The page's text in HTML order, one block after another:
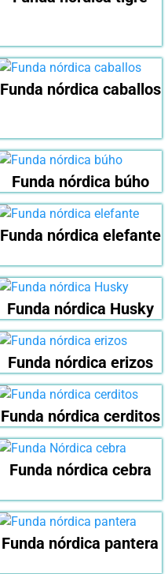
Funda nórdica caballos
Funda nórdica búho
Funda nórdica elefante
Funda nórdica Husky
Funda nórdica erizos
Funda nórdica cerditos
Funda nórdica cebra
Funda nórdica pantera